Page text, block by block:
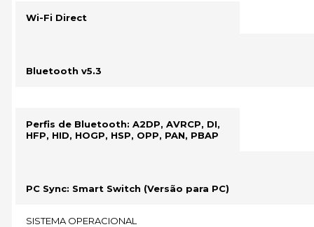
Wi-Fi Direct
Bluetooth v5.3
Perfis de Bluetooth: A2DP, AVRCP, DI,
HFP, HID, HOGP, HSP, OPP, PAN, PBAP
PC Sync: Smart Switch (Versão para PC)
SISTEMA OPERACIONAL